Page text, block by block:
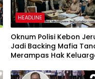
HEADLINE
Oknum Polisi Kebon
Jadi Backing Mafia
Merampas Hak